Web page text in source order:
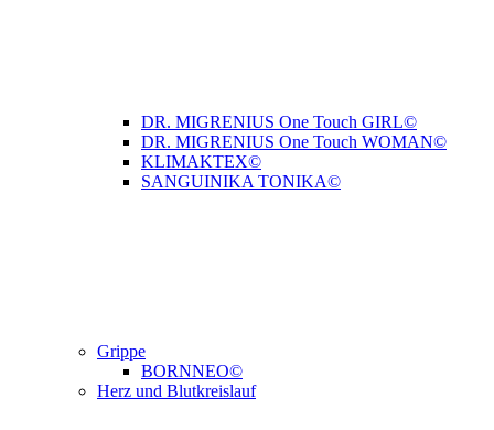
DR. MIGRENIUS One Touch GIRL©
DR. MIGRENIUS One Touch WOMAN©
KLIMAKTEX©
SANGUINIKA TONIKA©
Grippe
BORNNEO©
Herz und Blutkreislauf